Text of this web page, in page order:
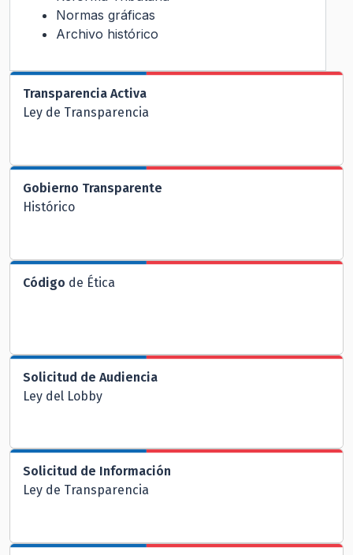
Normas gráficas
Archivo histórico
Transparencia Activa
Ley de Transparencia
Gobierno Transparente
Histórico
Código de Ética
Solicitud de Audiencia
Ley del Lobby
Solicitud de Información
Ley de Transparencia